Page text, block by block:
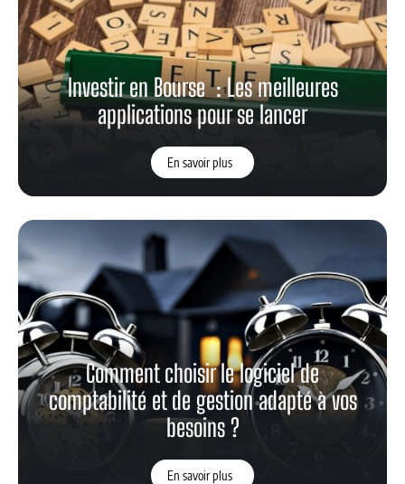
Investir en Bourse : Les meilleures
applications pour se lancer
En savoir plus
Comment choisir le logiciel de
comptabilité et de gestion adapté à vos
besoins ?
En savoir plus